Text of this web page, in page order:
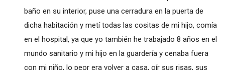
baño en su interior, puse una cerradura en la puerta de
dicha habitación y metí todas las cositas de mi hijo, comía
en el hospital, ya que yo también he trabajado 8 años en el
mundo sanitario y mi hijo en la guardería y cenaba fuera
con mi niño, lo peor era volver a casa, oír sus risas, sus